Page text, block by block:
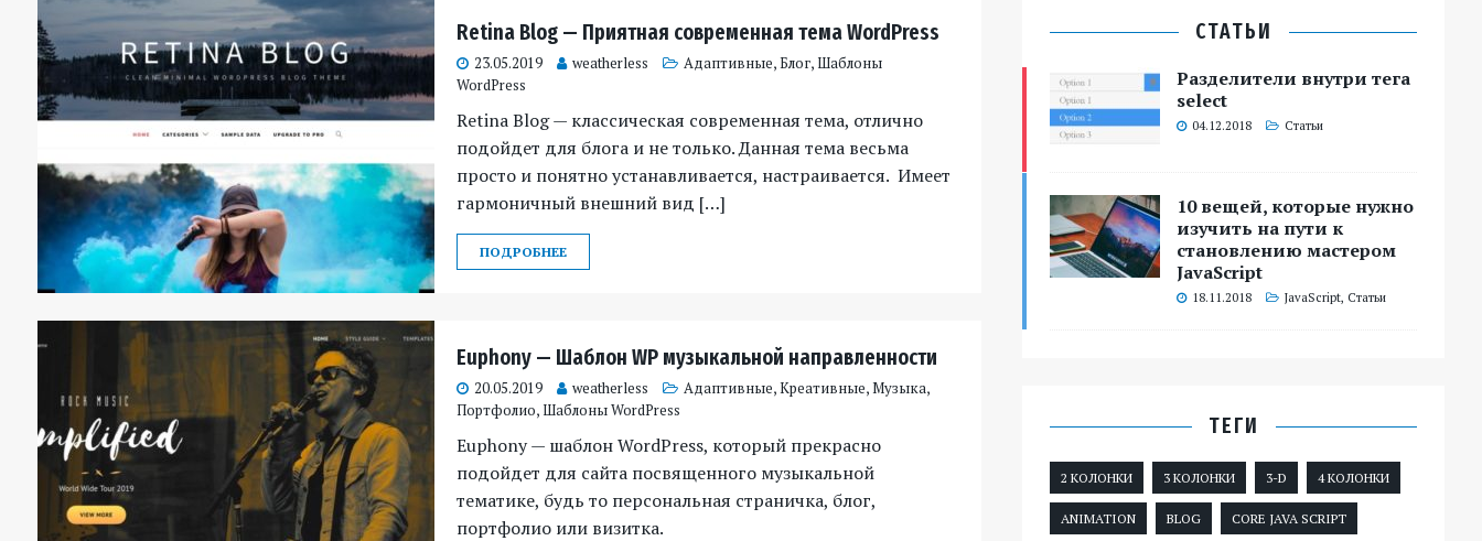
Retina Blog — Приятная современная тема WordPress
23.05.2019 weatherless Адаптивные,Блог, Шаблоны
WordPress
Retina Blog — классическая современная тема, отлично
подойдет для блога и не только. Данная тема весьма
просто и понятно устанавливается, настраивается. Имеет
гармоничный внешний вид […]
ПОДРОБНЕЕ
Euphony — Шаблон WP музыкальной направленности
20.05.2019 weatherless Адаптивные,Креативные,Музыка,
Портфолио, Шаблоны WordPress
Euphony — шаблон WordPress, который прекрасно
подойдет для сайта посвященного музыкальной
тематике, будь то персональная страничка, блог,
портфолио или визитка.
СТАТЬИ
Разделители внутри тега
select
04.12.2018 Статьи
10 вещей, которые нужно
изучить на пути к
становлению мастером
JavaScript
18.11.2018 JavaScript, Статьи
ТЕГИ
2 КОЛОНКИ 3 КОЛОНКИ 3-D 4 КОЛОНКИ
ANIMATION BLOG CORE JAVA SCRIPT